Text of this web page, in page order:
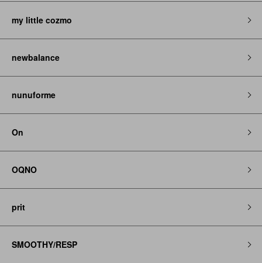
my little cozmo
newbalance
nunuforme
On
OQNO
prit
SMOOTHY/RESP